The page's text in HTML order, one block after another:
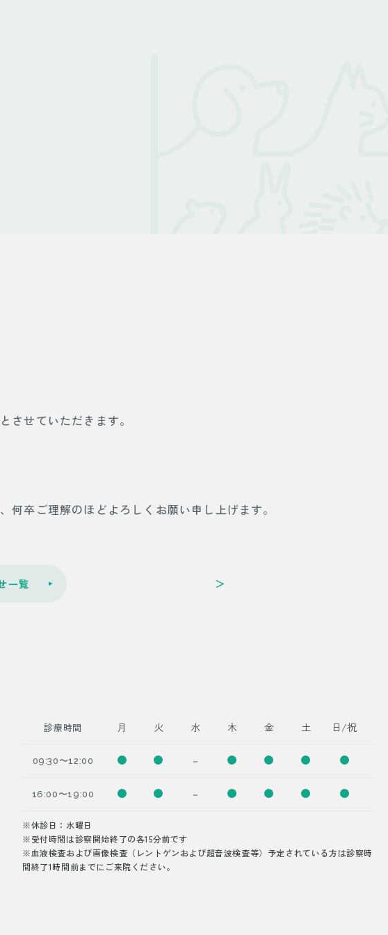
とさせていただきます。
卒ご理解のほどよろしくお願い申し上げます。
一覧 ＞
診療時間 月 火 水 木 金 土 日/祝
09:30〜12:00 －
16:00〜19:00 －
※休診日：水曜日
※受付時間は診察開始終了の各15分前です
※血液検査および画像検査（レントゲンおよび超音波検査等）予定されている方は診察時
間終了1時間前までにご来院ください。